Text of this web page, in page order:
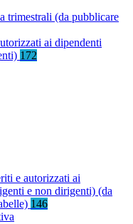
trimestrali (da pubblicare
ai dipendenti
172
e autorizzati ai
e non dirigenti) (da
146